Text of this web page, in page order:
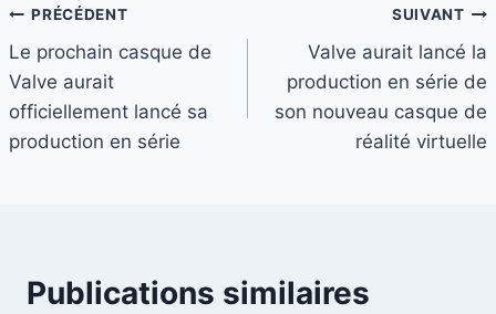
Navigation
de
l’article
PRÉCÉDENT
Le prochain casque de
Valve aurait
officiellement lancé sa
production en série
SUIVANT
Valve aurait lancé la
production en série de
son nouveau casque de
réalité virtuelle
Publications similaires